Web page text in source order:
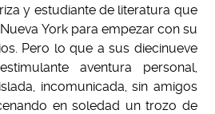
y estudiante de literatura que
York para empezar con su
Pero lo que a sus diecinueve
aventura personal,
incomunicada, sin amigos
en soledad un trozo de